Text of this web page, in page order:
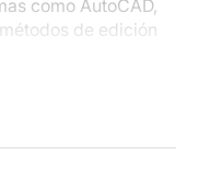
como AutoCAD,
de edición
mientras trabajas